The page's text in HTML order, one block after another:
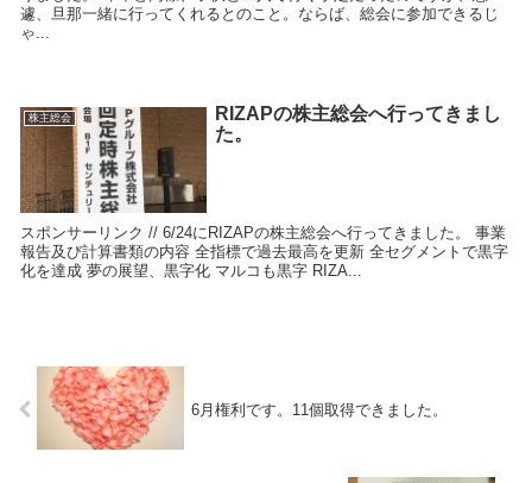
遽、旦那一緒に行ってくれるとのこと。ならば、総会に参加できるじ
ゃ...
株主総会
RIZAPの株主総会へ行ってきまし
た。
スポンサーリンク // 6/24にRIZAPの株主総会へ行ってきました。 事業
報告及び計算書類の内容 全指標で過去最高を更新 全セグメントで黒字
化を達成 夢の展望、黒字化 マルコも黒字 RIZA...
6月権利です。11個取得できました。